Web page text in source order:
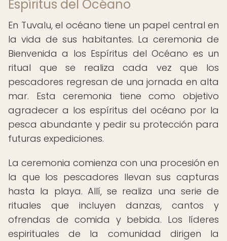
Espíritus del Océano
En Tuvalu, el océano tiene un papel central en
la vida de sus habitantes. La ceremonia de
Bienvenida a los Espíritus del Océano es un
ritual que se realiza cada vez que los
pescadores regresan de una jornada en alta
mar. Esta ceremonia tiene como objetivo
agradecer a los espíritus del océano por la
pesca abundante y pedir su protección para
futuras expediciones.
La ceremonia comienza con una procesión en
la que los pescadores llevan sus capturas
hasta la playa. Allí, se realiza una serie de
rituales que incluyen danzas, cantos y
ofrendas de comida y bebida. Los líderes
espirituales de la comunidad dirigen la